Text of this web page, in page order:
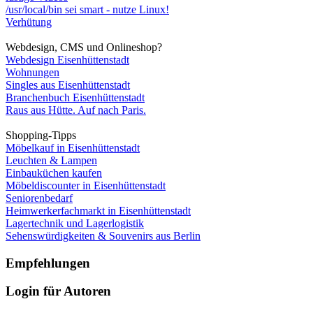
/usr/local/bin sei smart - nutze Linux!
Verhütung
Webdesign, CMS und Onlineshop?
Webdesign Eisenhüttenstadt
Wohnungen
Singles aus Eisenhüttenstadt
Branchenbuch Eisenhüttenstadt
Raus aus Hütte. Auf nach Paris.
Shopping-Tipps
Möbelkauf in Eisenhüttenstadt
Leuchten & Lampen
Einbauküchen kaufen
Möbeldiscounter in Eisenhüttenstadt
Seniorenbedarf
Heimwerkerfachmarkt in Eisenhüttenstadt
Lagertechnik und Lagerlogistik
Sehenswürdigkeiten & Souvenirs aus Berlin
Empfehlungen
Login für Autoren